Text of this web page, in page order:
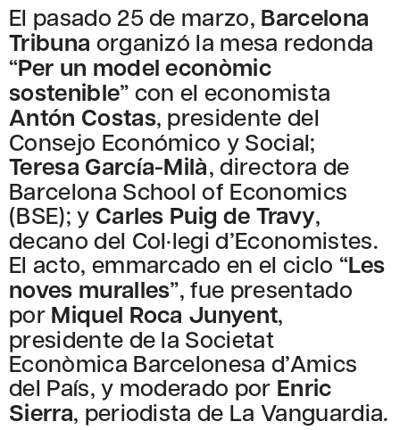
El pasado 25 de marzo, Barcelona
Tribuna organizó la mesa redonda
“Per un model econòmic
sostenible” con el economista
Antón Costas, presidente del
Consejo Económico y Social;
Teresa García-Milà, directora de
Barcelona School of Economics
(BSE); y Carles Puig de Travy,
decano del Col·legi d’Economistes.
El acto, emmarcado en el ciclo “Les
noves muralles”, fue presentado
por Miquel Roca Junyent,
presidente de la Societat
Econòmica Barcelonesa d’Amics
del País, y moderado por Enric
Sierra, periodista de La Vanguardia.